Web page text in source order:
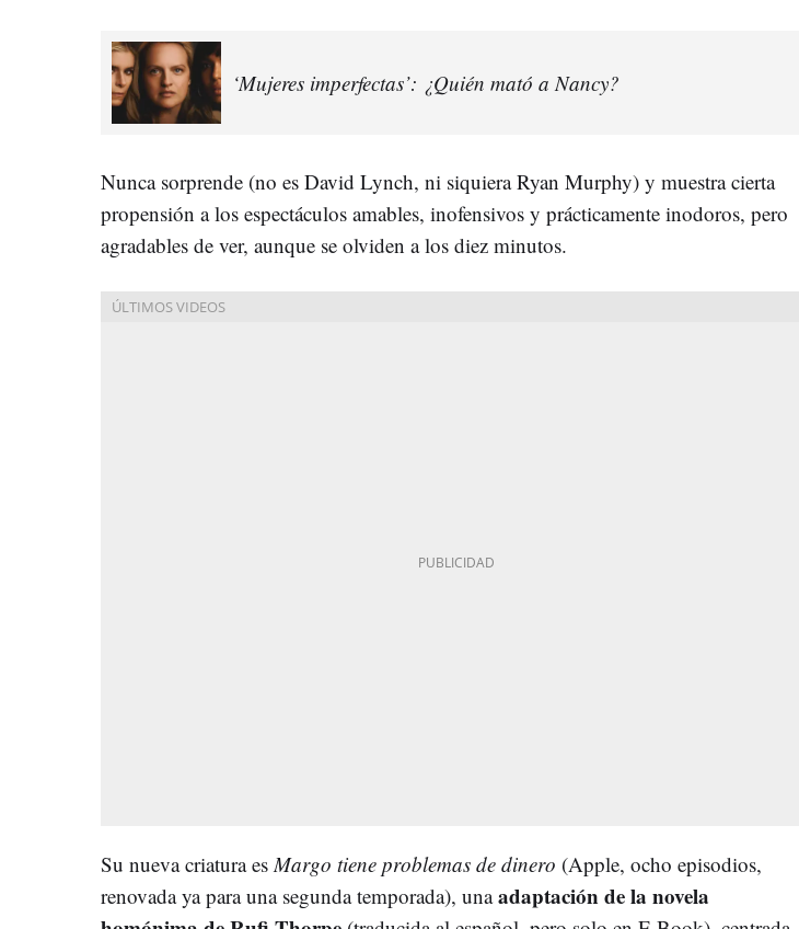
‘Mujeres imperfectas’: ¿Quién mató a Nancy?
Nunca sorprende (no es David Lynch, ni siquiera Ryan Murphy) y muestra cierta
propensión a los espectáculos amables, inofensivos y prácticamente inodoros, pero
agradables de ver, aunque se olviden a los diez minutos.
Su nueva criatura es Margo tiene problemas de dinero (Apple, ocho episodios,
renovada ya para una segunda temporada), unaadaptación de la novela